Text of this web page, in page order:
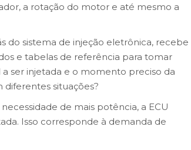
a rotação do motor e até mesmo a
do sistema de injeção eletrônica, recebe
e tabelas de referência para tomar
ser injetada e o momento preciso da
diferentes situações?
de mais potência, a ECU
Isso corresponde à demanda de